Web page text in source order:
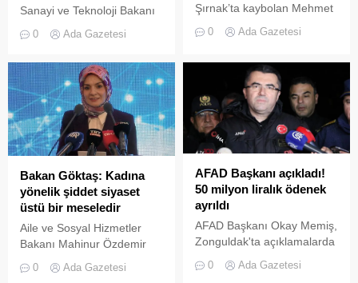
Sanayi ve Teknoloji Bakanı
tarafından Beşiktaş'ta
Yıldızları Ödül Töreni'ne
katıldı. Kacır, "Geride
bıraktığımız 21 yılda büyük
bir sanayi ve teknoloji
ekosistemi inşa ettik. Bu
ekosistem ile Türkiye'yi
küresel bir üretim ve
teknoloji üssüne
dönüştürmekte kararlıyız.
liderliğinde birçok alanda
büyük atılımlara imza...
0 Ada Gazetesi
Şırnak’ta kaybolan Mehmet
çalışmaları, 11'nci gününe
için Dicle Nehri'nin Irak
tarafında da çalışma
başlatıldı.
0 Ada Gazetesi
Bakan Göktaş: Kadına
yönelik şiddet siyaset
üstü bir meseledir
Aile ve Sosyal Hizmetler
Bakanı Mahinur Özdemir
kadının maruz kaldığı şiddet
0 Ada Gazetesi
AFAD Başkanı açıkladı!
50 milyon liralık ödenek
ayrıldı
AFAD Başkanı Okay Memiş,
Zonguldak'ta açıklamalarda
bulundu. Okay Memiş, "İlk
etapta İçişleri Bakanımızın
0 Ada Gazetesi